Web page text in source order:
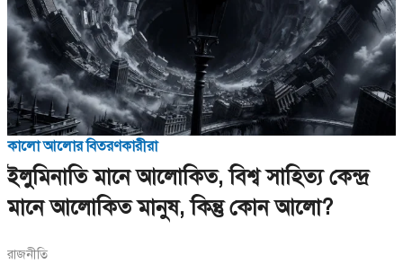
কালো আলোর বিতরণকারীরা
ইলুমিনাতি মানে আলোকিত, বিশ্ব সাহিত্য কেন্দ্র
মানে আলোকিত মানুষ, কিন্তু কোন আলো?
রাজনীতি